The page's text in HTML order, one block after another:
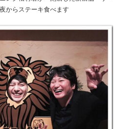
からステーキ食べます